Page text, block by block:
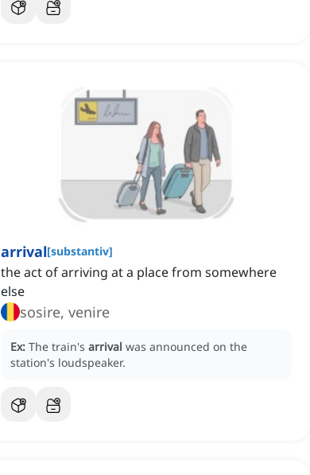
arrival[substantiv]
the act of arriving at a place from somewhere
else
sosire, venire
Ex: The train's arrival was announced on the
station's loudspeaker.